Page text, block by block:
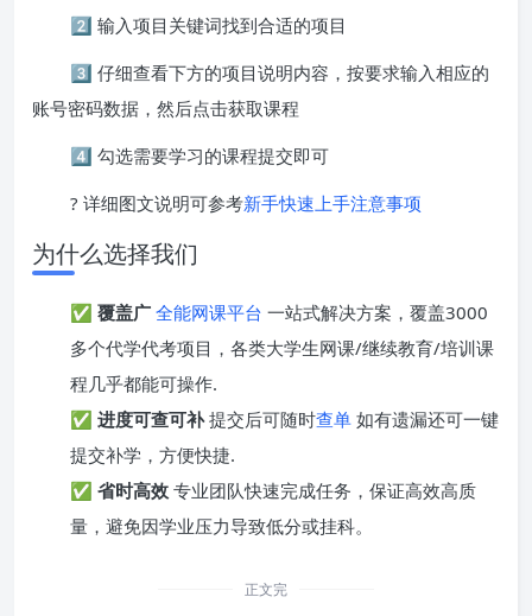
2️⃣ 输入项目关键词找到合适的项目
3️⃣ 仔细查看下方的项目说明内容，按要求输入相应的
账号密码数据，然后点击获取课程
4️⃣ 勾选需要学习的课程提交即可
? 详细图文说明可参考新手快速上手注意事项
为什么选择我们
✅ 覆盖广 全能网课平台 一站式解决方案，覆盖3000
多个代学代考项目，各类大学生网课/继续教育/培训课
程几乎都能可操作.
✅ 进度可查可补提交后可随时查单 如有遗漏还可一键
提交补学，方便快捷.
✅ 省时高效 专业团队快速完成任务，保证高效高质
量，避免因学业压力导致低分或挂科。
正文完